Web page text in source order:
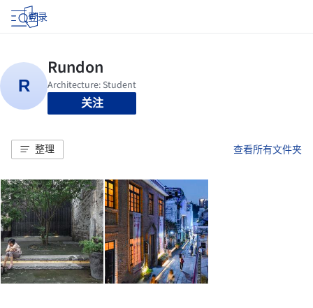
登录
关注
整理 查看所有文件夹